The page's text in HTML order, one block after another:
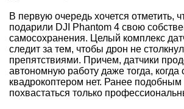
В первую очередь хочется отметить,
подарили DJI Phantom 4 свою
самосохранения. Целый комплекс
следит за тем, чтобы дрон не
препятствиями. Причем, датчики
автономную работу даже тогда, когда
квадрокоптером нет. Ранее подобным
похвастаться только